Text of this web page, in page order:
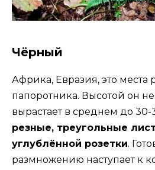
Чёрный
Африка, Евразия, это места
папоротника. Высотой он
вырастает в среднем до 30-
резные, треугольные
углублённой розетки.
размножению наступает к